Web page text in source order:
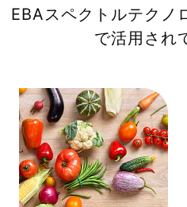
EBAスペクトルテクノ
で活用され